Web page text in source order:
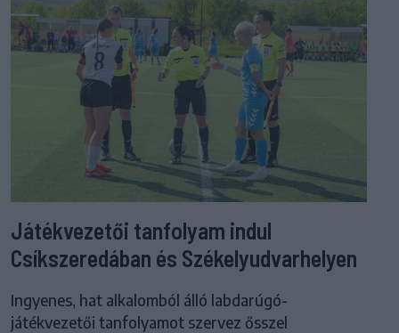
Játékvezetői tanfolyam indul
Csíkszeredában és Székelyudvarhelyen
Ingyenes, hat alkalomból álló labdarúgó-
játékvezetői tanfolyamot szervez ősszel